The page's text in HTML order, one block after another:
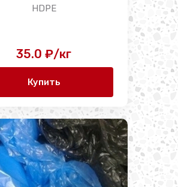
HDPE
35.0 ₽/кг
Купить